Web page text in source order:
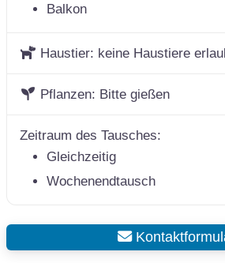
Balkon
Haustier: keine Haustiere
Pflanzen: Bitte gießen
Zeitraum des Tausches:
Gleichzeitig
Wochenendtausch